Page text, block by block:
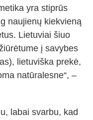
yra stiprūs
naujienų kiekvieną
Lietuviai šiuo
į savybes
lietuviška prekė,
natūralesne“, –
labai svarbu, kad